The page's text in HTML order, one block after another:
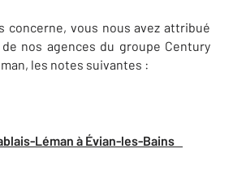
concerne, vous nous avez attribué
nos agences du groupe Century
les notes suivantes :
Léman à Évian-les-Bains